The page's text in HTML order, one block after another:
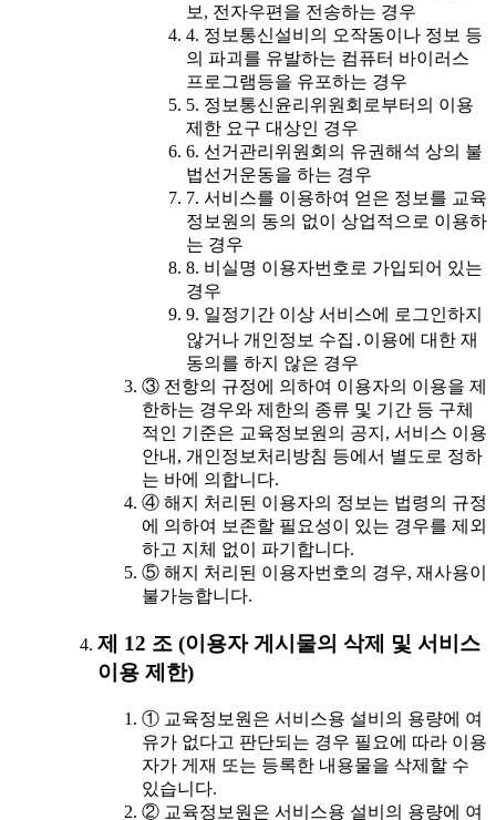
보, 전자우편을 전송하는 경우
4. 정보통신설비의 오작동이나 정보 등
의 파괴를 유발하는 컴퓨터 바이러스
프로그램등을 유포하는 경우
5. 정보통신윤리위원회로부터의 이용
제한 요구 대상인 경우
6. 선거관리위원회의 유권해석 상의 불
법선거운동을 하는 경우
7. 서비스를 이용하여 얻은 정보를 교육
정보원의 동의 없이 상업적으로 이용하
는 경우
8. 비실명 이용자번호로 가입되어 있는
경우
9. 일정기간 이상 서비스에 로그인하지
않거나 개인정보 수집․이용에 대한 재
동의를 하지 않은 경우
③ 전항의 규정에 의하여 이용자의 이용을 제
한하는 경우와 제한의 종류 및 기간 등 구체
적인 기준은 교육정보원의 공지, 서비스 이용
안내, 개인정보처리방침 등에서 별도로 정하
는 바에 의합니다.
④ 해지 처리된 이용자의 정보는 법령의 규정
에 의하여 보존할 필요성이 있는 경우를 제외
하고 지체 없이 파기합니다.
⑤ 해지 처리된 이용자번호의 경우, 재사용이
불가능합니다.
제 12 조 (이용자 게시물의 삭제 및 서비스
이용 제한)
① 교육정보원은 서비스용 설비의 용량에 여
유가 없다고 판단되는 경우 필요에 따라 이용
자가 게재 또는 등록한 내용물을 삭제할 수
있습니다.
② 교육정보원은 서비스용 설비의 용량에 여